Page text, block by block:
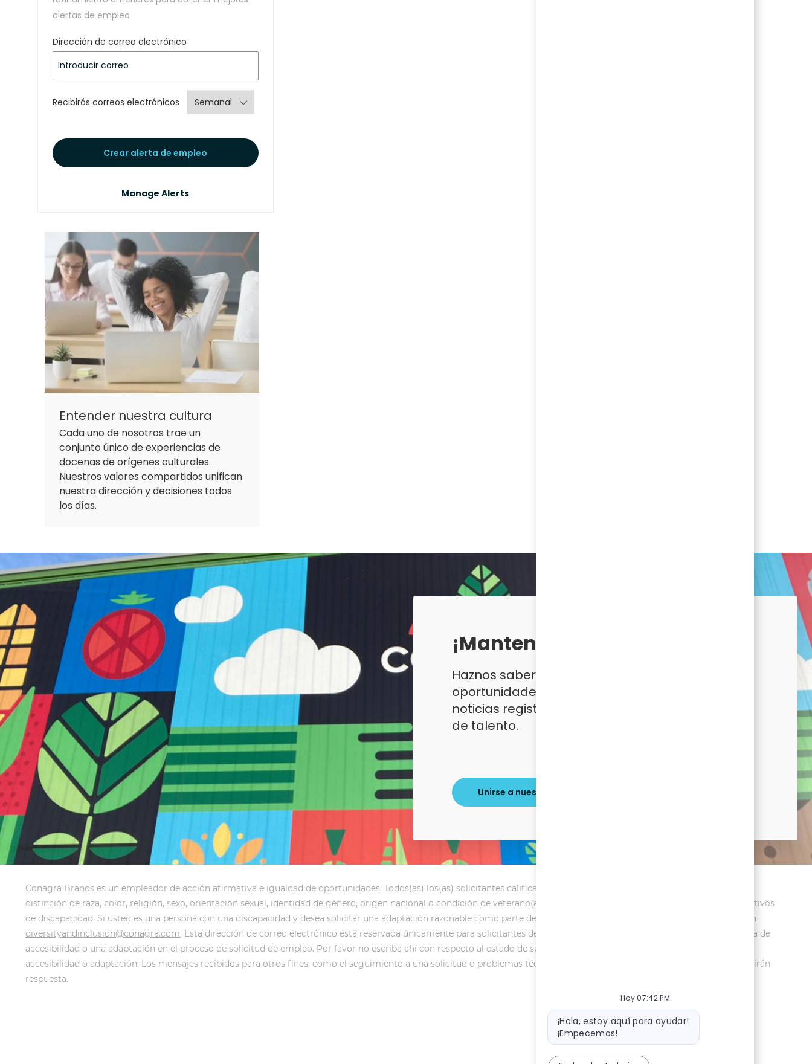
alertas de empleo
Dirección de correo electrónico
Recibirás correos electrónicos Required
Crear alerta de empleo
Manage Alerts
Entender nuestra cultura
Cada uno de nosotros trae un
conjunto único de experiencias de
docenas de orígenes culturales.
Nuestros valores compartidos unifican
nuestra dirección y decisiones todos
los días.
¡Mantente conectado(a)!
Haznos saber que estás interesado(a) en
oportunidades de carrera en Conagra y
noticias registrándote en nuestra comunidad
de talento.
Unirse a nuestra comunidad de talento
Conagra Brands es un empleador de acción afirmativa e igualdad de oportunidades. Todos(as) los(as) solicitantes calificados(as) recibirán consideración para el empleo sin
distinción de raza, color, religión, sexo, orientación sexual, identidad de género, origen nacional o condición de veterano(a) protegido(a) y no serán discriminados(as) por motivos
de discapacidad. Si usted es una persona con una discapacidad y desea solicitar una adaptación razonable como parte del proceso de selección de empleo, comuníquese con
diversityandinclusion@conagra.com. Esta dirección de correo electrónico está reservada únicamente para solicitantes de empleo con discapacidades que solicitan asistencia de
accesibilidad o una adaptación en el proceso de solicitud de empleo. Por favor no escriba ahí con respecto al estado de su solicitud de empleo si no necesita asistencia de
accesibilidad o adaptación. Los mensajes recibidos para otros fines, como el seguimiento a una solicitud o problemas técnicos no relacionados con la discapacidad, no recibirán
respuesta.
Hoy 07:42 PM
Mensaje de bot
¡Hola, estoy aquí para ayudar!
¡Empecemos!